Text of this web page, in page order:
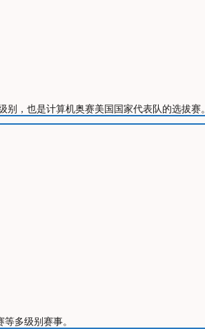
，也是计算机奥赛美国国家代表队的选拔赛。
多级别赛事。